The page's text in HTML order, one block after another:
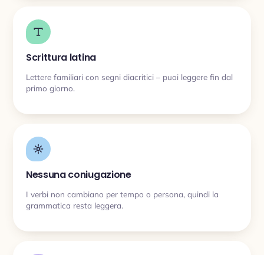
Scrittura latina
Lettere familiari con segni diacritici – puoi leggere fin dal
primo giorno.
Nessuna coniugazione
I verbi non cambiano per tempo o persona, quindi la
grammatica resta leggera.